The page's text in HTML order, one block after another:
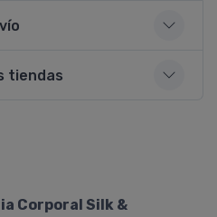
tiendas
Corporal Silk &